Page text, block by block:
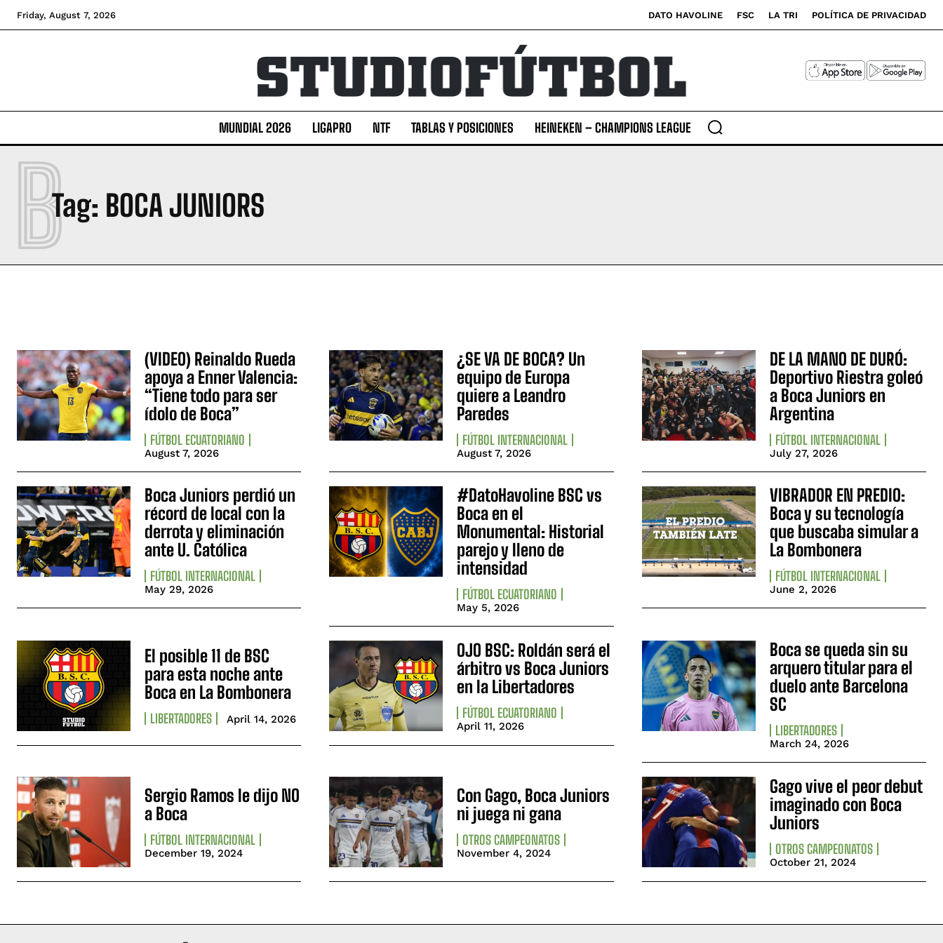
Friday, August 7, 2026 DATO HAVOLINE FSC LA TRI POLÍTICA DE PRIVACIDAD
MUNDIAL 2026 LIGAPRO NTF TABLAS Y POSICIONES HEINEKEN – CHAMPIONS LEAGUE
Tag: BOCA JUNIORS
B
(VIDEO) Reinaldo Rueda
apoya a Enner Valencia:
“Tiene todo para ser
ídolo de Boca”
FÚTBOL ECUATORIANO
August 7, 2026
¿SE VA DE BOCA? Un
equipo de Europa
quiere a Leandro
Paredes
FÚTBOL INTERNACIONAL
August 7, 2026
DE LA MANO DE DURÓ:
Deportivo Riestra goleó
a Boca Juniors en
Argentina
FÚTBOL INTERNACIONAL
July 27, 2026
Boca Juniors perdió un
récord de local con la
derrota y eliminación
ante U. Católica
FÚTBOL INTERNACIONAL
May 29, 2026
#DatoHavoline BSC vs
Boca en el
Monumental: Historial
parejo y lleno de
intensidad
FÚTBOL ECUATORIANO
May 5, 2026
VIBRADOR EN PREDIO:
Boca y su tecnología
que buscaba simular a
La Bombonera
FÚTBOL INTERNACIONAL
June 2, 2026
El posible 11 de BSC
para esta noche ante
Boca en La Bombonera
LIBERTADORES April 14, 2026
OJO BSC: Roldán será el
árbitro vs Boca Juniors
en la Libertadores
FÚTBOL ECUATORIANO
April 11, 2026
Boca se queda sin su
arquero titular para el
duelo ante Barcelona
SC
LIBERTADORES
March 24, 2026
Sergio Ramos le dijo NO
a Boca
FÚTBOL INTERNACIONAL
December 19, 2024
Con Gago, Boca Juniors
ni juega ni gana
OTROS CAMPEONATOS
November 4, 2024
Gago vive el peor debut
imaginado con Boca
Juniors
OTROS CAMPEONATOS
October 21, 2024